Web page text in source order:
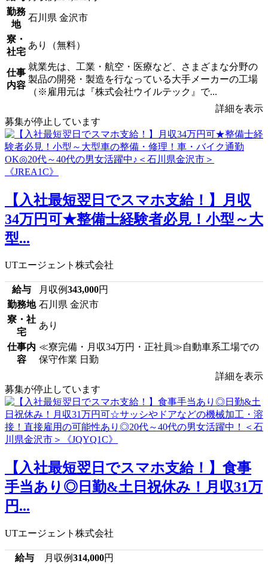
勤務
地
石川県 金沢市
寮・
社宅
あり（無料）
仕事
内容
就業先は、工業・航空・医療など、さまざまな分野の
製品の開発・製造を行なっている大手メーカーの工場
（※雇用元は『株式会社ウイルテック』で...
詳細を表示
募集が停止しています
【入社最短翌日でスマホ支給！】月収
34万円可★整備士経験者必見！小型～大
型...
UTエージェント株式会社
給与 月収例343,000円
勤務地 石川県 金沢市
寮・社
宅
あり
仕事内
容
≪寮完備・月収34万円・正社員≫自動車系工場での
保守作業 日勤
詳細を表示
募集が停止しています
【入社最短翌日でスマホ支給！】食事
手当あり◎日勤&土日祝休み！月収31万
円...
UTエージェント株式会社
給与 月収例314,000円